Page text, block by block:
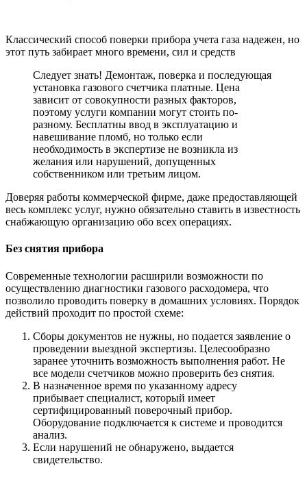
Классический способ поверки прибора учета газа надежен, но
этот путь забирает много времени, сил и средств
Следует знать! Демонтаж, поверка и последующая
установка газового счетчика платные. Цена
зависит от совокупности разных факторов,
поэтому услуги компании могут стоить по-
разному. Бесплатны ввод в эксплуатацию и
навешивание пломб, но только если
необходимость в экспертизе не возникла из
желания или нарушений, допущенных
собственником или третьим лицом.
Доверяя работы коммерческой фирме, даже предоставляющей
весь комплекс услуг, нужно обязательно ставить в известность
снабжающую организацию обо всех операциях.
Без снятия прибора
Современные технологии расширили возможности по
осуществлению диагностики газового расходомера, что
позволило проводить поверку в домашних условиях. Порядок
действий проходит по простой схеме:
Сборы документов не нужны, но подается заявление о
проведении выездной экспертизы. Целесообразно
заранее уточнить возможность выполнения работ. Не
все модели счетчиков можно проверить без снятия.
В назначенное время по указанному адресу
прибывает специалист, который имеет
сертифицированный поверочный прибор.
Оборудование подключается к системе и проводится
анализ.
Если нарушений не обнаружено, выдается
свидетельство.